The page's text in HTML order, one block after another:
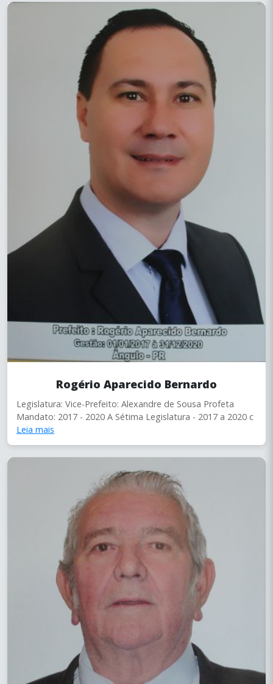
Rogério Aparecido Bernardo
Legislatura: Vice-Prefeito: Alexandre de Sousa Profeta
Mandato: 2017 - 2020 A Sétima Legislatura - 2017 a 2020 c
Leia mais